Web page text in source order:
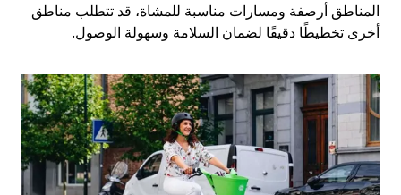
المناطق أرصفة ومسارات مناسبة للمشاة، قد تتطلب مناطق
أخرى تخطيطًا دقيقًا لضمان السلامة وسهولة الوصول.